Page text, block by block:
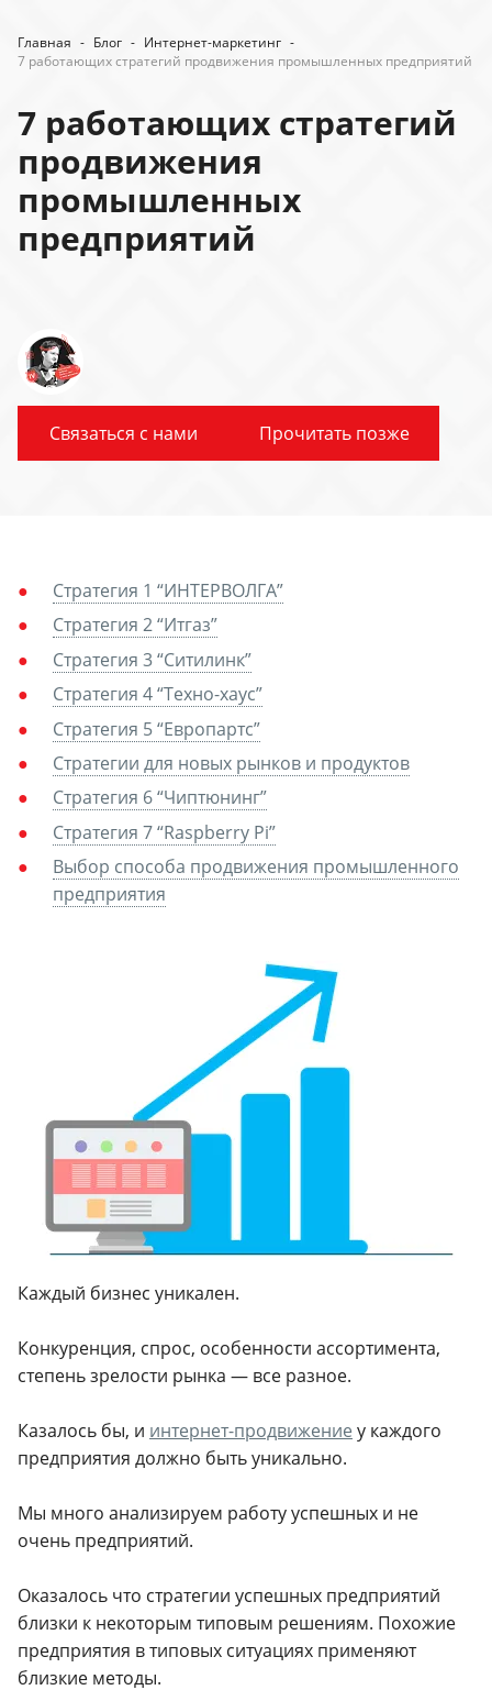
Главная - Блог - Интернет-маркетинг -
7 работающих стратегий продвижения промышленных предприятий
7 работающих стратегий
продвижения
промышленных
предприятий
Связаться с нами Прочитать позже
Стратегия 1 “ИНТЕРВОЛГА”
Стратегия 2 “Итгаз”
Стратегия 3 “Ситилинк”
Стратегия 4 “Техно-хаус”
Стратегия 5 “Европартс”
Стратегии для новых рынков и продуктов
Стратегия 6 “Чиптюнинг”
Стратегия 7 “Raspberry Pi”
Выбор способа продвижения промышленного
предприятия
Каждый бизнес уникален.
Конкуренция, спрос, особенности ассортимента,
степень зрелости рынка — все разное.
Казалось бы, и интернет-продвижение у каждого
предприятия должно быть уникально.
Мы много анализируем работу успешных и не
очень предприятий.
Оказалось что стратегии успешных предприятий
близки к некоторым типовым решениям. Похожие
предприятия в типовых ситуациях применяют
близкие методы.